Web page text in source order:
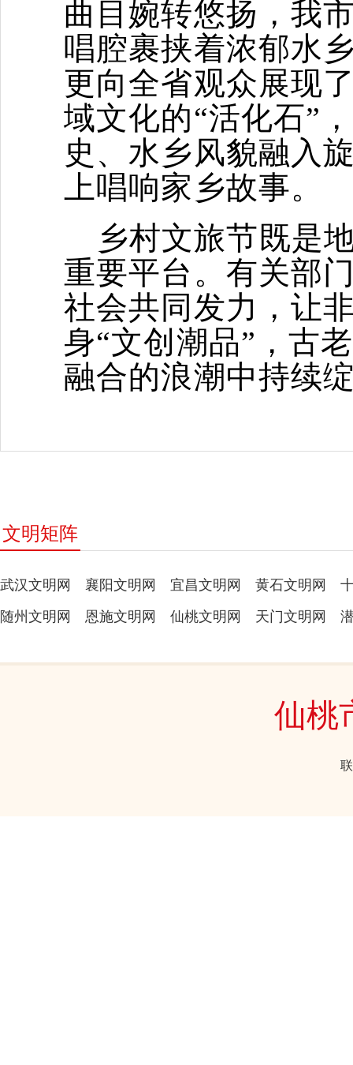
曲目婉转悠扬，我
唱腔裹挟着浓郁水
更向全省观众展现
域文化的“活化石”
史、水乡风貌融入
上唱响家乡故事。
乡村文旅节既是
重要平台。有关部
社会共同发力，让
身“文创潮品”，古
融合的浪潮中持续
文明矩阵
武汉文明网 襄阳文明网 宜昌文明网 黄石文明网
随州文明网
恩施文明网 仙桃文明网 天门文明网
仙桃